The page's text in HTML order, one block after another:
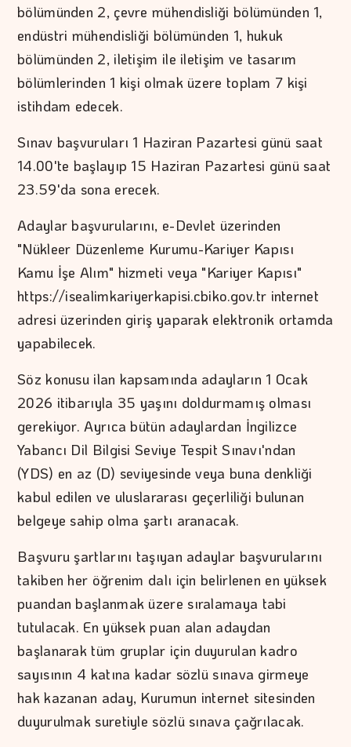
bölümünden 2, çevre mühendisliği bölümünden 1,
endüstri mühendisliği bölümünden 1, hukuk
bölümünden 2, iletişim ile iletişim ve tasarım
bölümlerinden 1 kişi olmak üzere toplam 7 kişi
istihdam edecek.
Sınav başvuruları 1 Haziran Pazartesi günü saat
14.00'te başlayıp 15 Haziran Pazartesi günü saat
23.59'da sona erecek.
Adaylar başvurularını, e-Devlet üzerinden
"Nükleer Düzenleme Kurumu-Kariyer Kapısı
Kamu İşe Alım" hizmeti veya "Kariyer Kapısı"
https://isealimkariyerkapisi.cbiko.gov.tr internet
adresi üzerinden giriş yaparak elektronik ortamda
yapabilecek.
Söz konusu ilan kapsamında adayların 1 Ocak
2026 itibarıyla 35 yaşını doldurmamış olması
gerekiyor. Ayrıca bütün adaylardan İngilizce
Yabancı Dil Bilgisi Seviye Tespit Sınavı'ndan
(YDS) en az (D) seviyesinde veya buna denkliği
kabul edilen ve uluslararası geçerliliği bulunan
belgeye sahip olma şartı aranacak.
Başvuru şartlarını taşıyan adaylar başvurularını
takiben her öğrenim dalı için belirlenen en yüksek
puandan başlanmak üzere sıralamaya tabi
tutulacak. En yüksek puan alan adaydan
başlanarak tüm gruplar için duyurulan kadro
sayısının 4 katına kadar sözlü sınava girmeye
hak kazanan aday, Kurumun internet sitesinden
duyurulmak suretiyle sözlü sınava çağrılacak.